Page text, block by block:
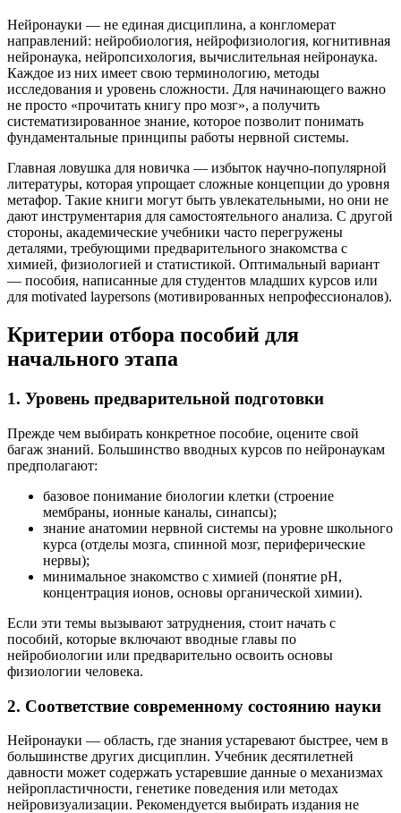
Нейронауки — не единая дисциплина, а конгломерат
направлений: нейробиология, нейрофизиология, когнитивная
нейронаука, нейропсихология, вычислительная нейронаука.
Каждое из них имеет свою терминологию, методы
исследования и уровень сложности. Для начинающего важно
не просто «прочитать книгу про мозг», а получить
систематизированное знание, которое позволит понимать
фундаментальные принципы работы нервной системы.
Главная ловушка для новичка — избыток научно-популярной
литературы, которая упрощает сложные концепции до уровня
метафор. Такие книги могут быть увлекательными, но они не
дают инструментария для самостоятельного анализа. С другой
стороны, академические учебники часто перегружены
деталями, требующими предварительного знакомства с
химией, физиологией и статистикой. Оптимальный вариант
— пособия, написанные для студентов младших курсов или
для motivated laypersons (мотивированных непрофессионалов).
Критерии отбора пособий для
начального этапа
1. Уровень предварительной подготовки
Прежде чем выбирать конкретное пособие, оцените свой
багаж знаний. Большинство вводных курсов по нейронаукам
предполагают:
базовое понимание биологии клетки (строение
мембраны, ионные каналы, синапсы);
знание анатомии нервной системы на уровне школьного
курса (отделы мозга, спинной мозг, периферические
нервы);
минимальное знакомство с химией (понятие pH,
концентрация ионов, основы органической химии).
Если эти темы вызывают затруднения, стоит начать с
пособий, которые включают вводные главы по
нейробиологии или предварительно освоить основы
физиологии человека.
2. Соответствие современному состоянию науки
Нейронауки — область, где знания устаревают быстрее, чем в
большинстве других дисциплин. Учебник десятилетней
давности может содержать устаревшие данные о механизмах
нейропластичности, генетике поведения или методах
нейровизуализации. Рекомендуется выбирать издания не